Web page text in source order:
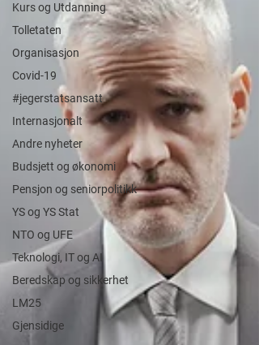
Kurs og Utdanning
Tolletaten
Organisasjon
Covid-19
#jegerstatsansatt
Internasjonalt
Andre nyheter
Budsjett og økonomi
Pensjon og seniorpolitikk
YS og YS Stat
NTO og UFE
Teknologi, IT og AI
Beredskap og sikkerhet
LM25
Gjensidige